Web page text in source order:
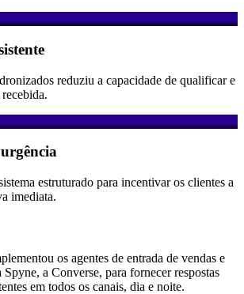
reduziu a capacidade de qualificar e
estruturado para incentivar os clientes a
imediata.
os agentes de entrada de vendas e
a Converse, para fornecer respostas
em todos os canais, dia e noite.